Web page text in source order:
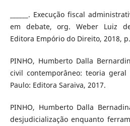
______. Execução fiscal
em debate, org. Weber Luiz
Editora Empório do Direito, 2018,
PINHO, Humberto Dalla
civil contemporâneo: teoria geral
Paulo: Editora Saraiva, 2017.
PINHO, Humberto Dalla
desjudicialização enquanto